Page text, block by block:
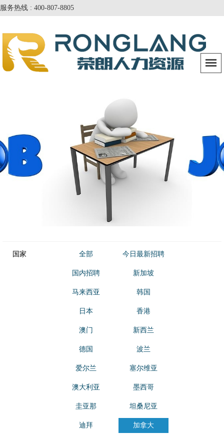
服务热线 : 400-807-8805
国家 全部 今日最新招聘
国内招聘 新加坡
马来西亚 韩国
日本 香港
澳门 新西兰
德国 波兰
爱尔兰 塞尔维亚
澳大利亚 墨西哥
圭亚那 坦桑尼亚
迪拜 加拿大